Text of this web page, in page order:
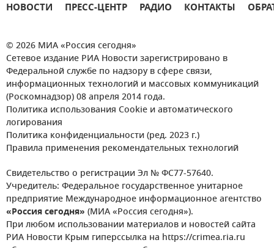
НОВОСТИ ПРЕСС-ЦЕНТР РАДИО КОНТАКТЫ
© 2026 МИА «Россия сегодня»
Сетевое издание РИА Новости зарегистрировано в
Федеральной службе по надзору в сфере связи,
информационных технологий и массовых коммуникаций
(Роскомнадзор) 08 апреля 2014 года.
Политика использования Cookie и автоматического
логирования
Политика конфиденциальности (ред. 2023 г.)
Правила применения рекомендательных технологий
Свидетельство о регистрации Эл № ФС77-57640.
Учредитель: Федеральное государственное унитарное
предприятие Международное информационное агентство
«Россия сегодня» (МИА «Россия сегодня»).
При любом использовании материалов и новостей сайта
РИА Новости Крым гиперссылка на https://crimea.ria.ru